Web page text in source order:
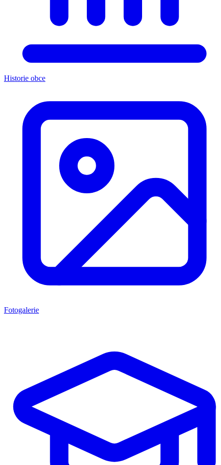
Historie obce
Fotogalerie